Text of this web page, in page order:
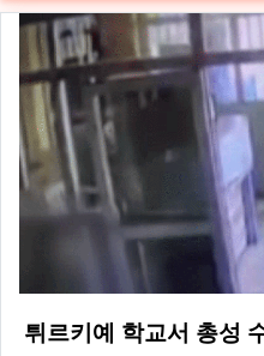
튀르키예 학교서 총성